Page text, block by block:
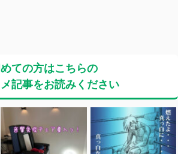
ての方はこちらの
記事をお読みください